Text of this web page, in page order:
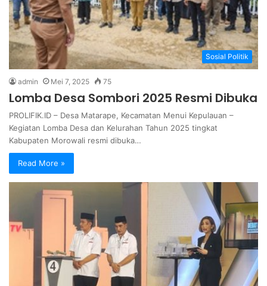
Sosial Politik
admin Mei 7, 2025 75
Lomba Desa Sombori 2025 Resmi Dibuka
PROLIFIK.ID – Desa Matarape, Kecamatan Menui Kepulauan –
Kegiatan Lomba Desa dan Kelurahan Tahun 2025 tingkat
Kabupaten Morowali resmi dibuka…
Read More »